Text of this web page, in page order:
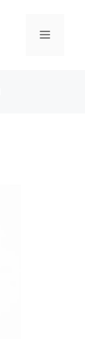
Menu